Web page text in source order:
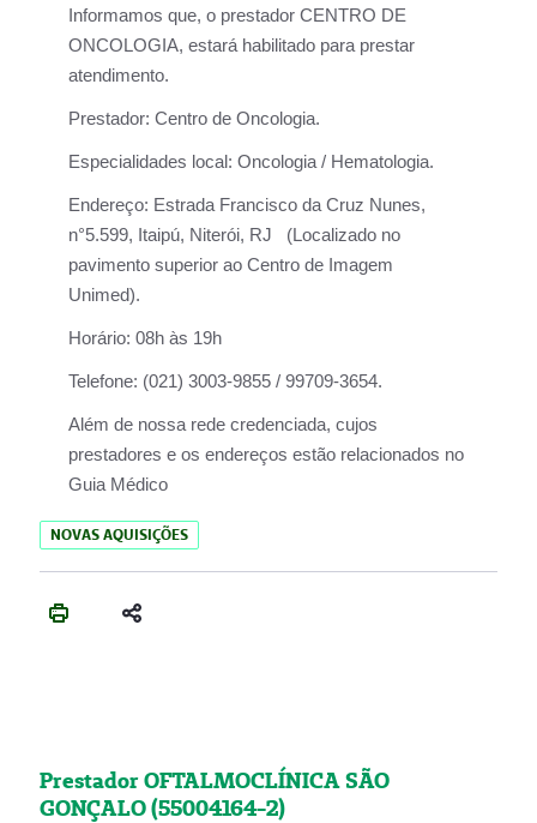
Informamos que, o prestador CENTRO DE
ONCOLOGIA, estará habilitado para prestar
atendimento.
Prestador: Centro de Oncologia.
Especialidades local: Oncologia / Hematologia.
Endereço: Estrada Francisco da Cruz Nunes,
n°5.599, Itaipú, Niterói, RJ (Localizado no
pavimento superior ao Centro de Imagem
Unimed).
Horário: 08h às 19h
Telefone: (021) 3003-9855 / 99709-3654.
Além de nossa rede credenciada, cujos
prestadores e os endereços estão relacionados no
Guia Médico
NOVAS AQUISIÇÕES
Prestador OFTALMOCLÍNICA SÃO
GONÇALO (55004164-2)